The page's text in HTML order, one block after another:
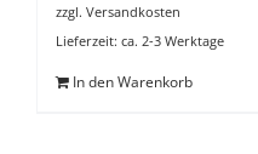
zzgl. Versandkosten
Lieferzeit: ca. 2-3 Werktage
In den Warenkorb